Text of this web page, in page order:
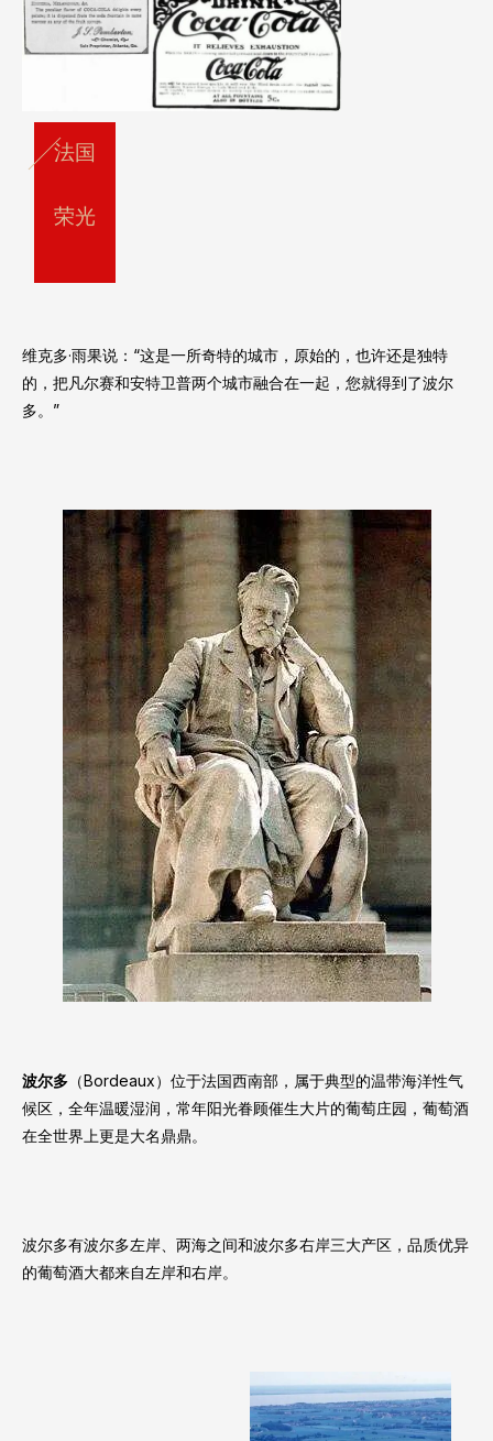
法国
荣光
维克多·雨果说：“这是一所奇特的城市，原始的，也许还是独特
的，把凡尔赛和安特卫普两个城市融合在一起，您就得到了波尔
多。”
波尔多 （Bordeaux）位于法国西南部，属于典型的温带海洋性气
候区，全年温暖湿润，常年阳光眷顾催生大片的葡萄庄园，葡萄酒
在全世界上更是大名鼎鼎。
波尔多有波尔多左岸、两海之间和波尔多右岸三大产区，品质优异
的葡萄酒大都来自左岸和右岸。